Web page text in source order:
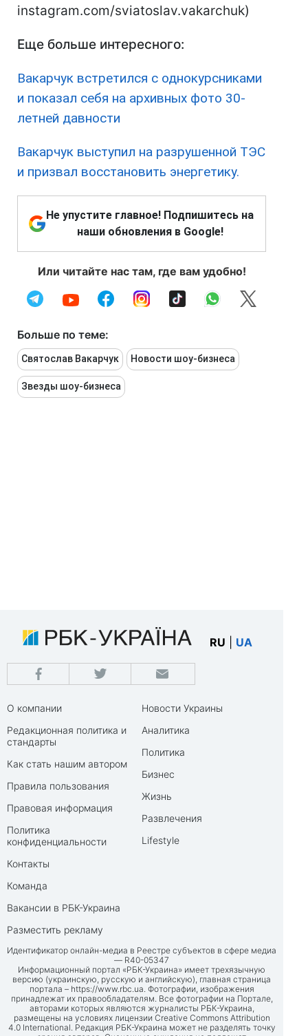
instagram.com/sviatoslav.vakarchuk)
Еще больше интересного:
Вакарчук встретился с однокурсниками
и показал себя на архивных фото 30-
летней давности
Вакарчук выступил на разрушенной ТЭС
и призвал восстановить энергетику.
Не упустите главное! Подпишитесь на
наши обновления в Google!
Или читайте нас там, где вам удобно!
Больше по теме:
Святослав Вакарчук Новости шоу-бизнеса
Звезды шоу-бизнеса
RU UA
О компании
Редакционная политика и
стандарты
Как стать нашим автором
Правила пользования
Правовая информация
Политика
конфиденциальности
Контакты
Команда
Вакансии в РБК-Украина
Разместить рекламу
Новости Украины
Аналитика
Политика
Бизнес
Жизнь
Развлечения
Lifestyle
Идентификатор онлайн-медиа в Реестре субъектов в сфере медиа
— R40-05347
Информационный портал «РБК-Украина» имеет трехязычную
версию (украинскую, русскую и английскую), главная страница
портала – https://www.rbc.ua . Фотографии, изображения
принадлежат их правообладателям. Все фотографии на Портале,
авторами которых являются журналисты РБК-Украина,
размещены на условиях лицензии Creative Commons Attribution
4.0 International. Редакция РБК-Украина может не разделять точку